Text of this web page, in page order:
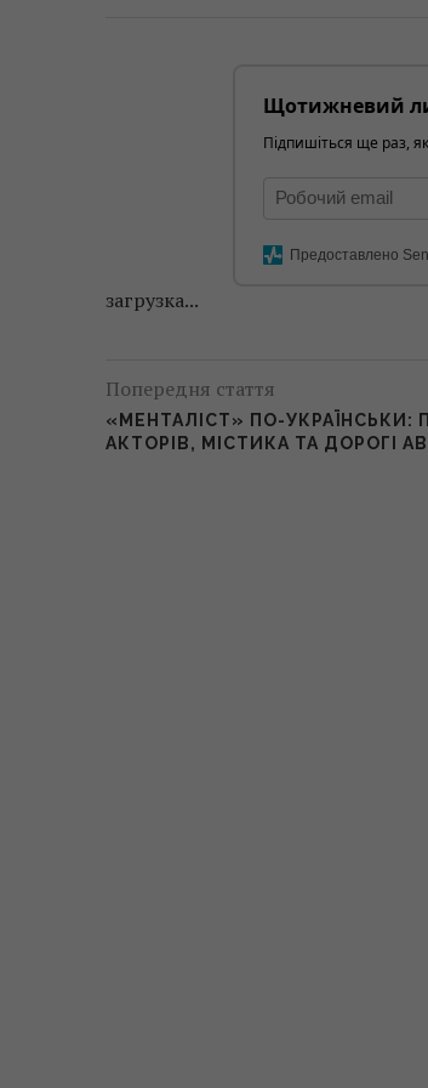
Щотижневий
Підпишіться ще раз,
Предоставлено
загрузка...
Попередня стаття
«МЕНТАЛІСТ» ПО-УКРАЇНСЬКИ:
АКТОРІВ, МІСТИКА ТА ДОРОГІ